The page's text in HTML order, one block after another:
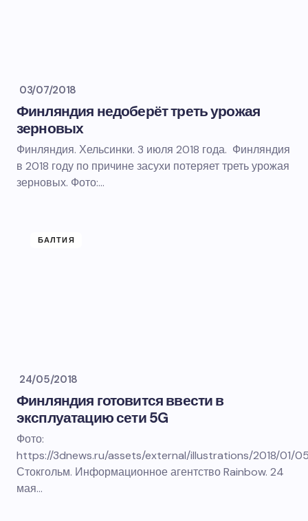
03/07/2018
Финляндия недоберёт треть урожая
зерновых
Финляндия. Хельсинки. 3 июля 2018 года. Финляндия
в 2018 году по причине засухи потеряет треть урожая
зерновых. Фото:…
БАЛТИЯ
24/05/2018
Финляндия готовится ввести в
эксплуатацию сети 5G
Фото:
https://3dnews.ru/assets/external/illustrations/2018/01/
Стокгольм. Информационное агентство Rainbow. 24
мая…